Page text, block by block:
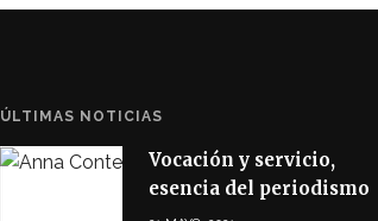
ÚLTIMAS NOTICIAS
Vocación y servicio,
esencia del periodismo